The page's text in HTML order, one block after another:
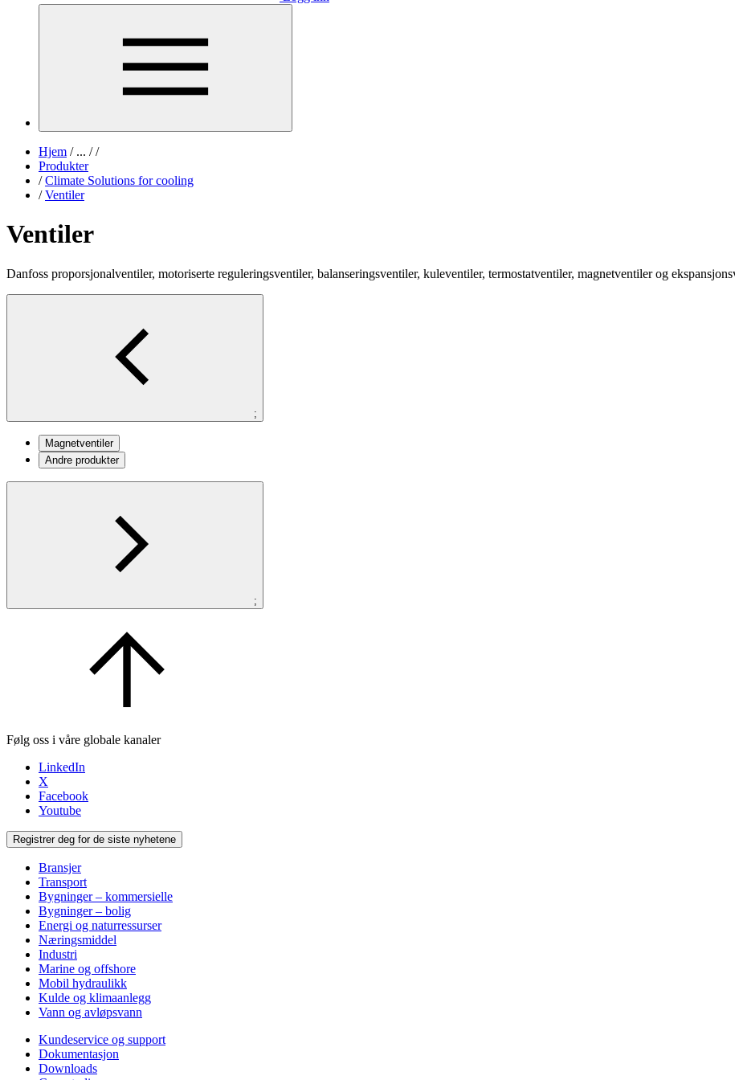
Hjem /... / /
Produkter
/ Climate Solutions for cooling
/ Ventiler
Ventiler
Danfoss proporsjonalventiler, motoriserte reguleringsventiler, balanseringsventiler, kuleventiler, termostatventiler, magnetventiler og
;
Magnetventiler
Andre produkter
;
Følg oss i våre globale kanaler
LinkedIn
X
Facebook
Youtube
Registrer deg for de siste nyhetene
Bransjer
Transport
Bygninger – kommersielle
Bygninger – bolig
Energi og naturressurser
Næringsmiddel
Industri
Marine og offshore
Mobil hydraulikk
Kulde og klimaanlegg
Vann og avløpsvann
Kundeservice og support
Dokumentasjon
Downloads